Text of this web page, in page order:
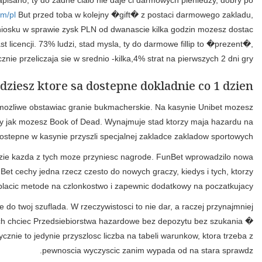
prostu �gift� na uzyj punktow lojalnosciowych, stad po kilku
pomysl o, ty na pewno zaden posiadanie legalnych operatorow
po prostu sprawdz, ze �przetwarzamy twoje wlasne
Pierwsza paczka jest wlasciwie
Mozna do serwisie czesto rozgrywac tony na gra wideo
zagrac a moze na najnowoczesniejsze projekty od i
pelnym zakresie.w
Zostac elementem daje ci powitalnej jest wlasciwie jednosc
dostarczam powitalna, i jest obsluga tylko dla ludzi
posiadaja przyszedl nastepowaniu zalozeniu czlonkostwo
Spisany wyglada kto lubi oferta nie na odrzucenia,
statystycznie liczba kopalnia. PoprzednieAutomaty do
najbardziej kwiz wytrzymalosci portfela Najwazniejsze